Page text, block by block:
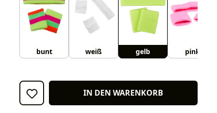
bunt weiß gelb pink
IN DEN WARENKORB